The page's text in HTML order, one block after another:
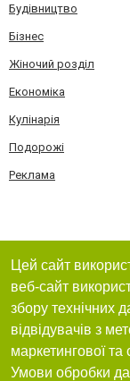
Будівництво
Бізнес
Жіночий розділ
Економіка
Кулінарія
Подорожі
Реклама
Цей сайт
веб-сайт
збору технічних
відвідувачів з
маркетингової та
Умови обробки